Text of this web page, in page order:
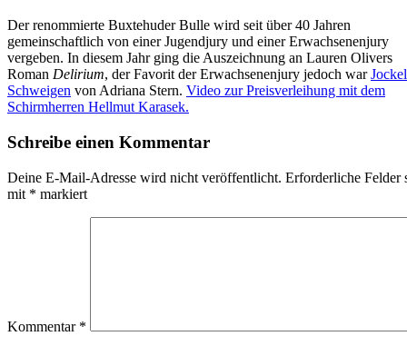
Der renommierte Buxtehuder Bulle wird seit über 40 Jahren
gemeinschaftlich von einer Jugendjury und einer Erwachsenenjury
vergeben. In diesem Jahr ging die Auszeichnung an Lauren Olivers
Roman Delirium, der Favorit der Erwachsenenjury jedoch war
Schweigen von Adriana Stern. Video zur Preisverleihung mit dem
Schirmherren Hellmut Karasek.
Schreibe einen Kommentar
Deine E-Mail-Adresse wird nicht veröffentlicht. Erforderliche Felder
mit * markiert
Kommentar *